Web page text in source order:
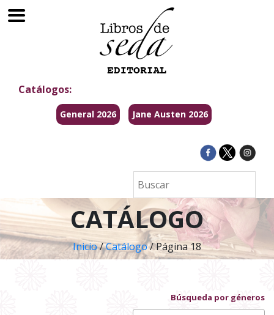
Catálogos:
General 2026 Jane Austen 2026
CATÁLOGO
Inicio/Catálogo/ Página 18
Búsqueda por géneros